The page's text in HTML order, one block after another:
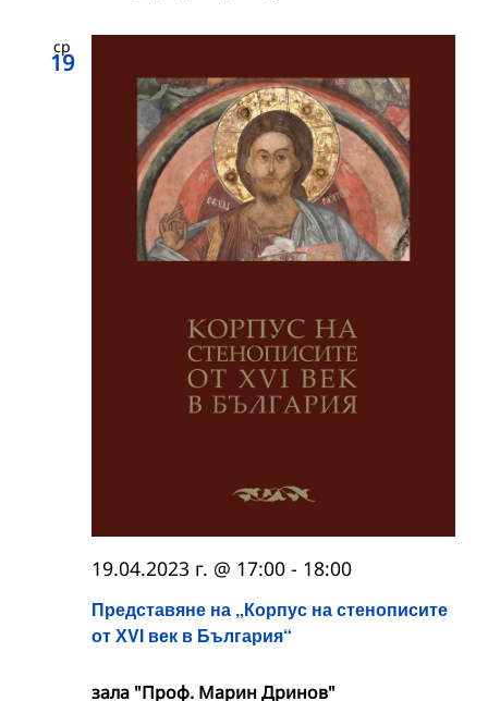
ср
19
Представяне на „Корпус на стенописите
от ХVІ век в България“
19.04.2023 г. @ 17:00 - 18:00
зала "Проф. Марин Дринов"